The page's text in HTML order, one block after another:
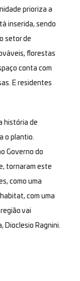
prioriza a
inserida, sendo
setor de
florestas
conta com
E residentes
história de
o plantio.
Governo do
tornaram este
como uma
com uma
vai
Dioclesio Ragnini.